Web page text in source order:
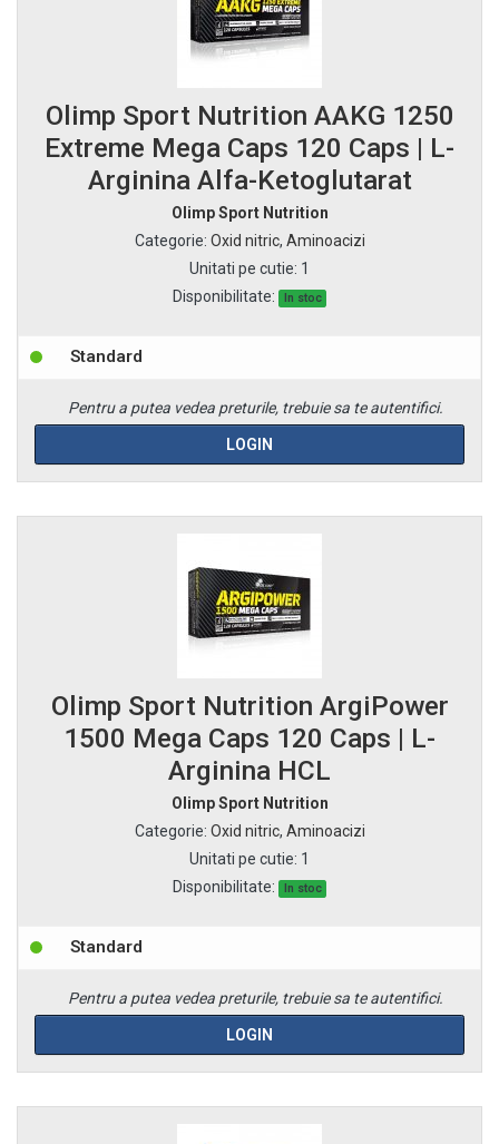
Olimp Sport Nutrition AAKG 1250
Extreme Mega Caps 120 Caps | L-
Arginina Alfa-Ketoglutarat
Olimp Sport Nutrition
Categorie: Oxid nitric, Aminoacizi
Unitati pe cutie: 1
Disponibilitate:
In stoc
Standard
Pentru a putea vedea preturile, trebuie sa te autentifici.
LOGIN
Olimp Sport Nutrition ArgiPower
1500 Mega Caps 120 Caps | L-
Arginina HCL
Olimp Sport Nutrition
Categorie: Oxid nitric, Aminoacizi
Unitati pe cutie: 1
Disponibilitate:
In stoc
Standard
Pentru a putea vedea preturile, trebuie sa te autentifici.
LOGIN